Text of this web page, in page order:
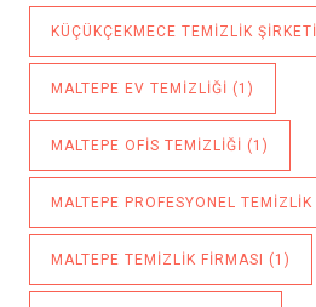
KÜÇÜKÇEKMECE TEMIZLIK ŞIRKETI
MALTEPE EV TEMIZLIĞI (1)
MALTEPE OFIS TEMIZLIĞI (1)
MALTEPE PROFESYONEL TEMIZLIK
MALTEPE TEMIZLIK FIRMASI (1)